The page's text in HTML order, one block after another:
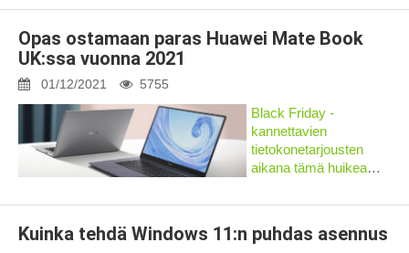
näkyvät mobiilibrändit,
Apple, integroivat nyt
Opas ostamaan paras Huawei Mate Book
UK:ssa vuonna 2021
01/12/2021 5755
Black Friday -
kannettavien
tietokonetarjousten
aikana tämä huikea
Huawei MateBook
parhaista, joita olemme
Kuinka tehdä Windows 11:n puhdas asennus